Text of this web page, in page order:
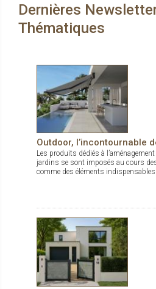
Dernières
Thématiques
Outdoor, l’incontournable
Les produits dédiés à
jardins se sont imposés au cours
comme des éléments